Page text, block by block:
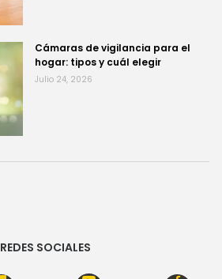
Cámaras de vigilancia para el
hogar: tipos y cuál elegir
Julio 24, 2026
REDES SOCIALES